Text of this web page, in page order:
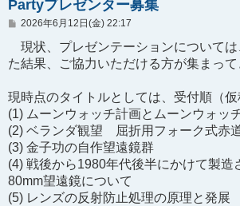
Partyプレゼンター募集
投
記
事
2026年6月12日(金) 22:17
現状、プレゼンテーションについては
た結果、ご協力いただける方が集まって
現時点のタイトルとしては、受付順（
(1) ムーンウォッチ計画とムーンウォッ
(2) ベランダ観望 屈折用フォーク式赤
(3) 金子功の自作望遠鏡群
(4) 戦後から1980年代後半にかけて製造
80mm望遠鏡について
(5) レンズの反射防止処理の原理と発展